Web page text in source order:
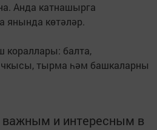
Анда катнашырга
янында көтәләр.
кораллары: балта,
тырма һәм башкаларны
и интересным в